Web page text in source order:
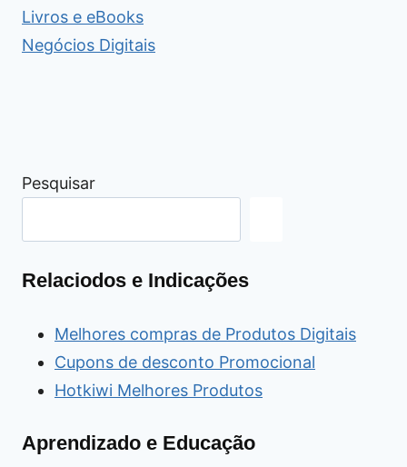
Livros e eBooks
Negócios Digitais
Pesquisar
Relaciodos e Indicações
Melhores compras de Produtos Digitais
Cupons de desconto Promocional
Hotkiwi Melhores Produtos
Aprendizado e Educação